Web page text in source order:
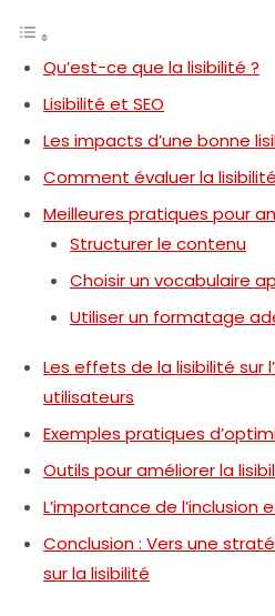
Qu’est-ce que la lisibilité ?
Lisibilité et SEO
Les impacts d’une bonne
Comment évaluer la
Meilleures pratiques pour
Structurer le contenu
Choisir un vocabulaire
Utiliser un formatage
Les effets de la lisibilité sur
utilisateurs
Exemples pratiques
Outils pour améliorer la
L’importance de l’inclusion
Conclusion : Vers une
sur la lisibilité